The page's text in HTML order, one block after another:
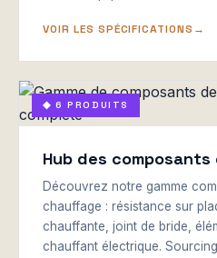
VOIR LES SPÉCIFICATIONS
◆ 6 PRODUITS
Hub des
Découvrez notre gamme
chauffage : résistance sur
chauffante, joint de bride,
chauffant électrique.